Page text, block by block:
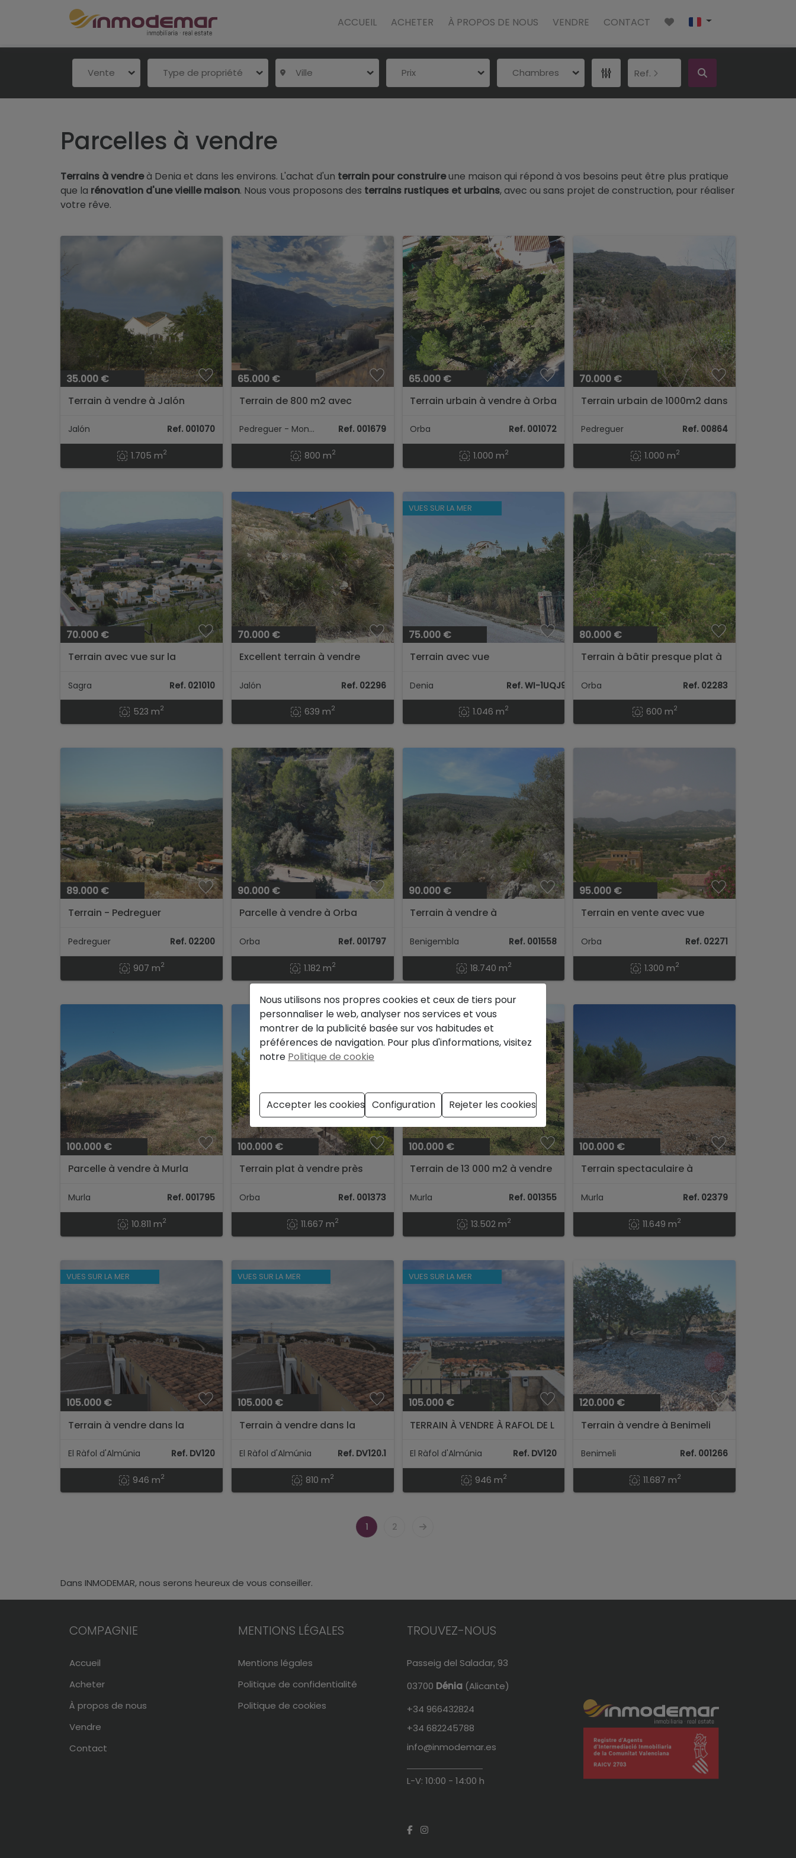
ACCUEIL ACHETER À PROPOS DE NOUS VENDRE CONTACT
Vente Type de propriété Ville Prix Chambres Ref.
Parcelles à vendre
Terrains à vendreà Denia et dans les environs. L'achat d'un terrain pour construireune maison qui répond à vos besoins peut être plus pratique
que la rénovation d'une vieille maison. Nous vous proposons des terrains rustiques et urbains, avec ou sans projet de construction, pour réaliser
votre rêve.
35.000 €
Terrain à vendre à Jalón
Jalón Ref. 001070
1.705 m2
65.000 €
Terrain de 800 m2 avec
Montesolana, Pedreguer...
Pedreguer - Monte Solana Ref. 001679
800 m2
65.000 €
Terrain urbain à vendre à Orba
Orba Ref. 001072
1.000 m2
70.000 €
Terrain urbain de 1000m2 dans
Montesolana à vendre à
Pedreguer...
Pedreguer Ref. 00864
1.000 m2
70.000 €
Terrain avec vue sur la
Alicante )...
Sagra Ref. 021010
523 m2
70.000 €
Excellent terrain à vendre
panoramique...
Jalón Ref. 02296
639 m2
VUES SUR LA MER
75.000 €
Terrain avec vue
Denia Ref. WI-1UQJ95Y
1.046 m2
80.000 €
Terrain à bâtir presque plat à
Orba Ref. 02283
600 m2
89.000 €
Terrain - Pedreguer
Pedreguer Ref. 02200
907 m2
90.000 €
Parcelle à vendre à Orba
Orba Ref. 001797
1.182 m2
90.000 €
Terrain à vendre à
Benigembla Ref. 001558
18.740 m2
95.000 €
Terrain en vente avec vue
montagne Orba ( Alicante )...
Orba Ref. 02271
1.300 m2
100.000 €
Parcelle à vendre à Murla
Murla Ref. 001795
10.811 m2
100.000 €
Terrain plat à vendre près
Orba Ref. 001373
11.667 m2
100.000 €
Terrain de 13 000 m2 à vendre
Murla Ref. 001355
13.502 m2
100.000 €
Terrain spectaculaire à
Murla Ref. 02379
11.649 m2
VUES SUR LA MER
105.000 €
Terrain à vendre dans la
La Almunia)...
El Ràfol d'Almúnia Ref. DV120
946 m2
VUES SUR LA MER
105.000 €
Terrain à vendre dans la
La Almunia)...
El Ràfol d'Almúnia Ref. DV120.1
810 m2
VUES SUR LA MER
105.000 €
TERRAIN À VENDRE À RAFOL DE L
El Ràfol d'Almúnia Ref. DV120
946 m2
120.000 €
Terrain à vendre à Benimeli
Benimeli Ref. 001266
11.687 m2
1 2
Dans INMODEMAR, nous serons heureux de vous conseiller.
COMPAGNIE
Accueil
Acheter
À propos de nous
Vendre
Contact
MENTIONS LÉGALES
Mentions légales
Politique de confidentialité
Politique de cookies
TROUVEZ-NOUS
Passeig del Saladar, 93
03700 Dénia (Alicante)
+34 966432824
+34 682245788
info@inmodemar.es
L-V: 10:00 - 14:00 h
Nous utilisons nos propres cookies et ceux de tiers pour
personnaliser le web, analyser nos services et vous
montrer de la publicité basée sur vos habitudes et
préférences de navigation. Pour plus d'informations, visitez
notre Politique de cookie
Accepter les cookies Configuration Rejeter les cookies